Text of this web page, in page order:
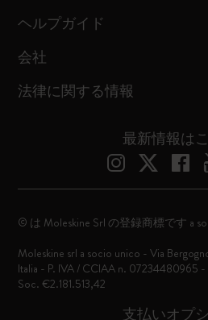
ヘルプガイド
会社
法律に関する情報
最新情報は
支払いオプ
© は Moleskine Srl の登録商標です a
Moleskine srl a socio unico - Via
Italia - P. IVA / CCIAA n. 07234480965
Soc. €2.181.513,42